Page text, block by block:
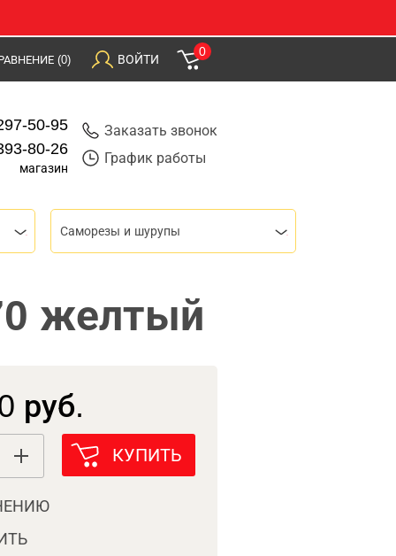
(0) ВОЙТИ
0
50-95
80-26
магазин
Заказать звонок
График работы
Саморезы и шурупы
желтый
руб.
КУПИТЬ